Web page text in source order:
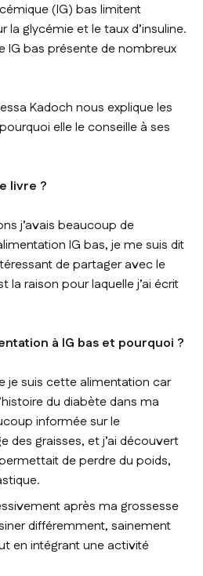
(IG) bas limitent
la glycémie et le taux d’insuline.
IG bas présente de nombreux
Kadoch nous explique les
elle le conseille à ses
livre ?
j’avais beaucoup de
IG bas, je me suis dit
de partager avec le
la raison pour laquelle j’ai écrit
à IG bas et pourquoi ?
je suis cette alimentation car
du diabète dans ma
informée sur le
des graisses, et j’ai découvert
de perdre du poids,
après ma grossesse
différemment, sainement
en intégrant une activité